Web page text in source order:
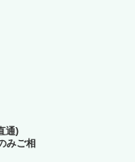
通)
みご相